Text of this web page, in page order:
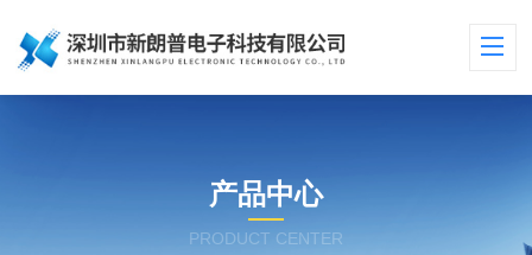
产品中心
PRODUCT CENTER